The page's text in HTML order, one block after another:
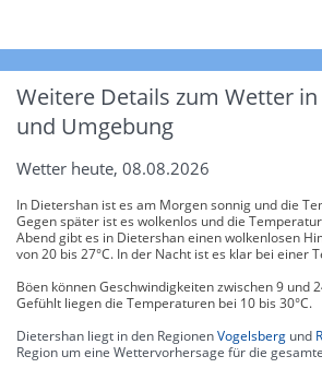
Weitere Details zum Wetter
und Umgebung
Wetter heute, 08.08.2026
In Dietershan ist es am Morgen sonnig und die
Gegen später ist es wolkenlos und die
Abend gibt es in Dietershan einen wolkenlosen
von 20 bis 27°C. In der Nacht ist es klar bei einer
Böen können Geschwindigkeiten zwischen 9 und
Gefühlt liegen die Temperaturen bei 10 bis 30°C.
Dietershan liegt in den RegionenVogelsberg und
Region um eine Wettervorhersage für die